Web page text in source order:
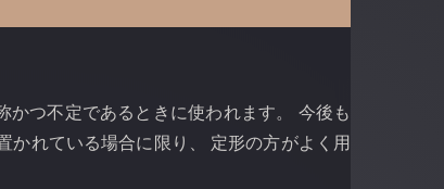
つ不定であるときに使われます。 今後も
かれている場合に限り、 定形の方がよく用